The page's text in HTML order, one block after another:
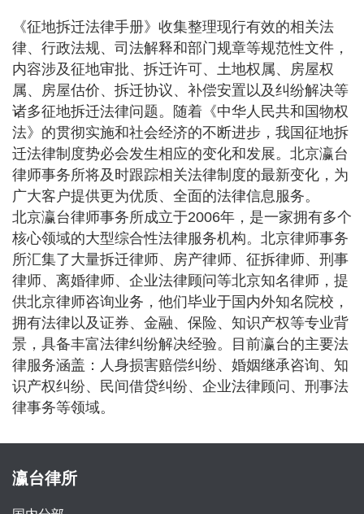
《征地拆迁法律手册》收集整理现行有效的相关法
律、行政法规、司法解释和部门规章等规范性文件，
内容涉及征地审批、拆迁许可、土地权属、房屋权
属、房屋估价、拆迁协议、补偿安置以及纠纷解决等
诸多征地拆迁法律问题。随着《中华人民共和国物权
法》的贯彻实施和社会经济的不断进步，我国征地拆
迁法律制度势必会发生相应的变化和发展。北京瀛台
律师事务所将及时跟踪相关法律制度的最新变化，为
广大客户提供更为优质、全面的法律信息服务。
北京瀛台律师事务所成立于2006年，是一家拥有多个
核心领域的大型综合性法律服务机构。北京律师事务
所汇集了大量拆迁律师、房产律师、征拆律师、刑事
律师、离婚律师、企业法律顾问等北京知名律师，提
供北京律师咨询业务，他们毕业于国内外知名院校，
拥有法律以及证券、金融、保险、知识产权等专业背
景，具备丰富法律纠纷解决经验。目前瀛台的主要法
律服务涵盖：人身损害赔偿纠纷、婚姻继承咨询、知
识产权纠纷、民间借贷纠纷、企业法律顾问、刑事法
律事务等领域。
瀛台律所